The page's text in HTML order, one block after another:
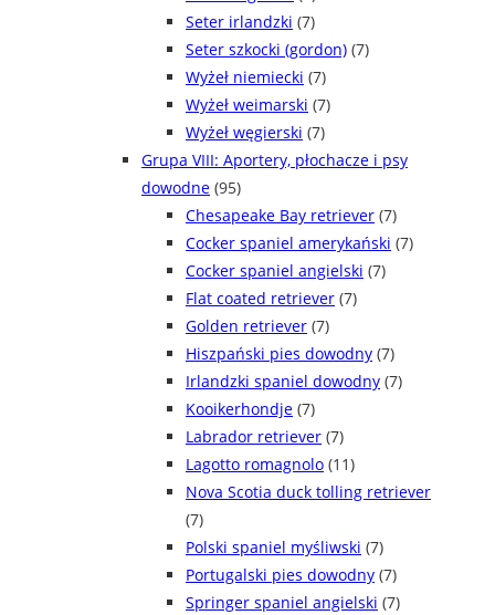
Seter irlandzki (7)
Seter szkocki (gordon) (7)
Wyżeł niemiecki (7)
Wyżeł weimarski (7)
Wyżeł węgierski (7)
Grupa VIII: Aportery, płochacze i psy
dowodne (95)
Chesapeake Bay retriever (7)
Cocker spaniel amerykański (7)
Cocker spaniel angielski (7)
Flat coated retriever (7)
Golden retriever (7)
Hiszpański pies dowodny (7)
Irlandzki spaniel dowodny (7)
Kooikerhondje (7)
Labrador retriever (7)
Lagotto romagnolo (11)
Nova Scotia duck tolling retriever
(7)
Polski spaniel myśliwski (7)
Portugalski pies dowodny (7)
Springer spaniel angielski (7)